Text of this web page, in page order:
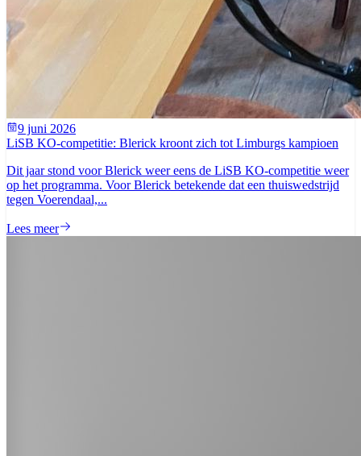
9 juni 2026
LiSB KO-competitie: Blerick kroont zich tot Limburgs kampioen
Dit jaar stond voor Blerick weer eens de LiSB KO-competitie weer
op het programma. Voor Blerick betekende dat een thuiswedstrijd
tegen Voerendaal,...
Lees meer